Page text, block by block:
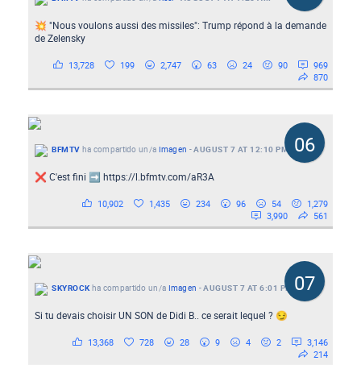
💥 "Nous voulons aussi des missiles": Trump répond à la demande
de Zelensky
13,728 199 2,747 63 24 90
969
870
06
BFMTV ha compartido un/a Imagen -AUGUST 7 AT 12:10 PM
❌ C'est fini ➡️ https://l.bfmtv.com/aR3A
10,902 1,435 234 96 54
1,279
3,990
561
07
SKYROCKha compartido un/a Imagen -AUGUST 7 AT 6:01 PM
Si tu devais choisir UN SON de Didi B.. ce serait lequel ? 😏
13,368 728 28 9 4 2
3,146
214